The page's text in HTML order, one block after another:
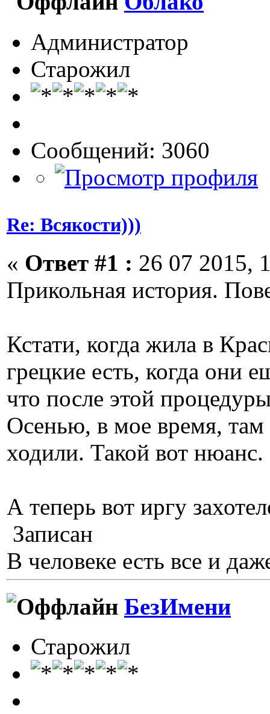
Администратор
Старожил
Сообщений: 3060
Re: Всякости)))
« Ответ #1 : 26 07 2015,
Прикольная история.
Кстати, когда жила в
грецкие есть, когда они
что после этой
Осенью, в мое время,
ходили. Такой вот нюанс.
А теперь вот иргу
Записан
В человеке есть все и
БезИмени
Старожил